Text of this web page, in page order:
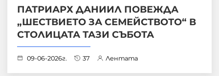
ПАТРИАРХ ДАНИИЛ ПОВЕЖДА
„ШЕСТВИЕТО ЗА СЕМЕЙСТВОТО“ В
СТОЛИЦАТА ТАЗИ СЪБОТА
09-06-2026г. 37 Лентата